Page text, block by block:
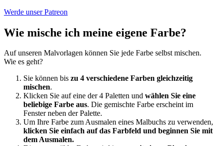
Werde unser Patreon
Wie mische ich meine eigene Farbe?
Auf unseren Malvorlagen können Sie jede Farbe selbst mischen.
Wie es geht?
Sie können bis zu 4 verschiedene Farben gleichzeitig
mischen.
Klicken Sie auf eine der 4 Paletten und wählen Sie eine
beliebige Farbe aus. Die gemischte Farbe erscheint im
Fenster neben der Palette.
Um Ihre Farbe zum Ausmalen eines Malbuchs zu verwenden,
klicken Sie einfach auf das Farbfeld und beginnen Sie mit
dem Ausmalen.